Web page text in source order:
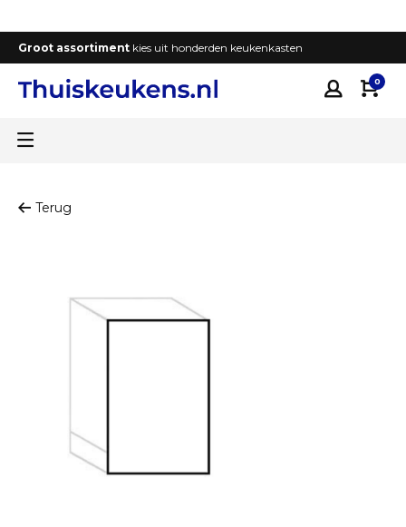
Groot assortiment kies uit honderden keukenkasten
0
Terug